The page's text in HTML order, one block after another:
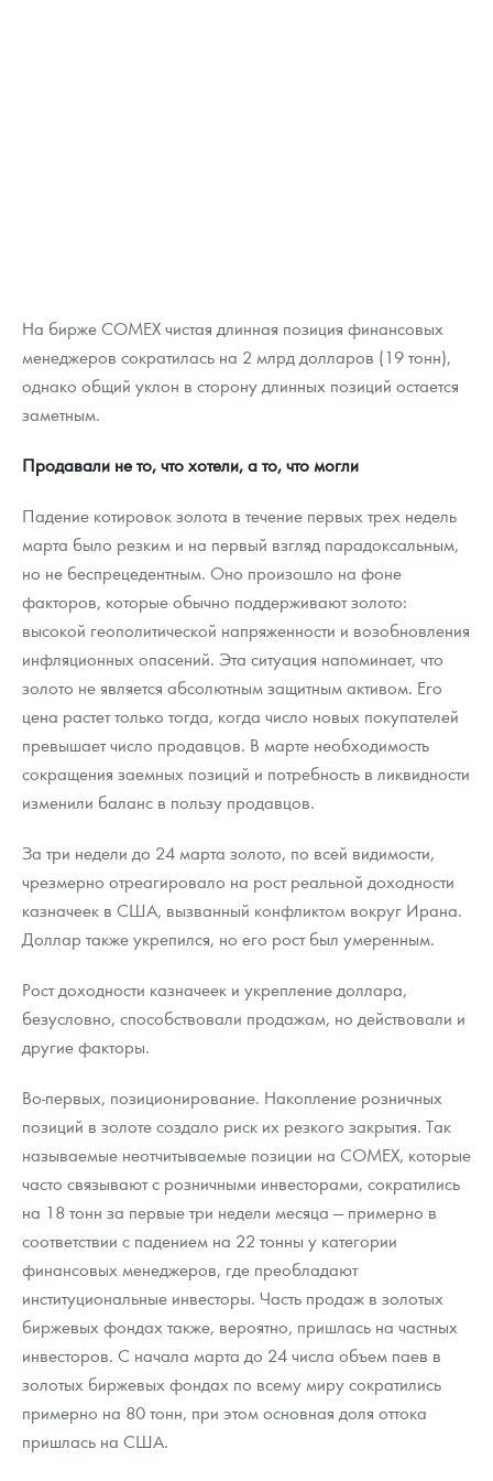
На бирже COMEX чистая длинная позиция финансовых
менеджеров сократилась на 2 млрд долларов (19 тонн),
однако общий уклон в сторону длинных позиций остается
заметным.
Продавали не то, что хотели, а то, что могли
Падение котировок золота в течение первых трех недель
марта было резким и на первый взгляд парадоксальным,
но не беспрецедентным. Оно произошло на фоне
факторов, которые обычно поддерживают золото:
высокой геополитической напряженности и возобновления
инфляционных опасений. Эта ситуация напоминает, что
золото не является абсолютным защитным активом. Его
цена растет только тогда, когда число новых покупателей
превышает число продавцов. В марте необходимость
сокращения заемных позиций и потребность в ликвидности
изменили баланс в пользу продавцов.
За три недели до 24 марта золото, по всей видимости,
чрезмерно отреагировало на рост реальной доходности
казначеек в США, вызванный конфликтом вокруг Ирана.
Доллар также укрепился, но его рост был умеренным.
Рост доходности казначеек и укрепление доллара,
безусловно, способствовали продажам, но действовали и
другие факторы.
Во-первых, позиционирование. Накопление розничных
позиций в золоте создало риск их резкого закрытия. Так
называемые неотчитываемые позиции на COMEX, которые
часто связывают с розничными инвесторами, сократились
на 18 тонн за первые три недели месяца — примерно в
соответствии с падением на 22 тонны у категории
финансовых менеджеров, где преобладают
институциональные инвесторы. Часть продаж в золотых
биржевых фондах также, вероятно, пришлась на частных
инвесторов. С начала марта до 24 числа объем паев в
золотых биржевых фондах по всему миру сократились
примерно на 80 тонн, при этом основная доля оттока
пришлась на США.